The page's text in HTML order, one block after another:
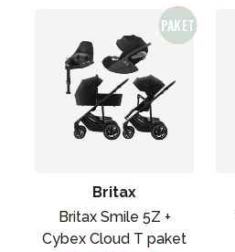
Britax
Britax Smile 5Z +
Cybex Cloud T paket